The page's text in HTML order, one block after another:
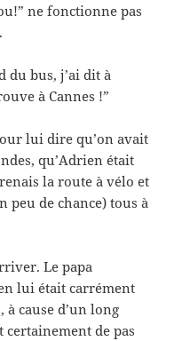
ne fonctionne pas
bus, j’ai dit à
à Cannes !”
lui dire qu’on avait
qu’Adrien était
la route à vélo et
peu de chance) tous à
Le papa
lui était carrément
cause d’un long
certainement de pas